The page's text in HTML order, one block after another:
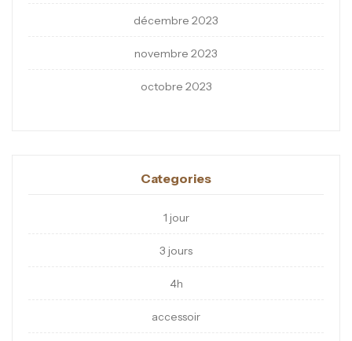
décembre 2023
novembre 2023
octobre 2023
Categories
1 jour
3 jours
4h
accessoir